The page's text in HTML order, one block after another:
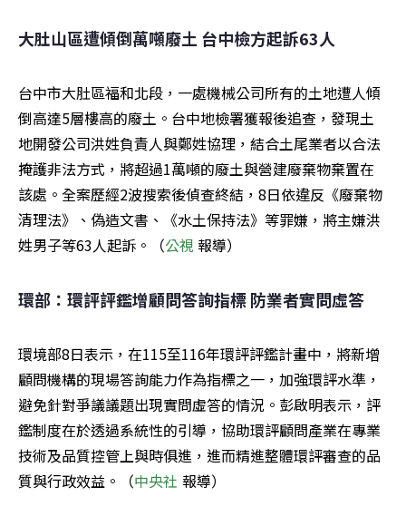
大肚山區遭傾倒萬噸廢土 台中檢方起訴63人
台中市大肚區福和北段，一處機械公司所有的土地遭人傾
倒高達5層樓高的廢土。台中地檢署獲報後追查，發現土
地開發公司洪姓負責人與鄭姓協理，結合土尾業者以合法
掩護非法方式，將超過1萬噸的廢土與營建廢棄物棄置在
該處。全案歷經2波搜索後偵查終結，8日依違反《廢棄物
清理法》、偽造文書、《水土保持法》等罪嫌，將主嫌洪
姓男子等63人起訴。（公視 報導）
環部：環評評鑑增顧問答詢指標 防業者實問虛答
環境部8日表示，在115至116年環評評鑑計畫中，將新增
顧問機構的現場答詢能力作為指標之一，加強環評水準，
避免針對爭議議題出現實問虛答的情況。彭啟明表示，評
鑑制度在於透過系統性的引導，協助環評顧問產業在專業
技術及品質控管上與時俱進，進而精進整體環評審查的品
質與行政效益。（中央社 報導）